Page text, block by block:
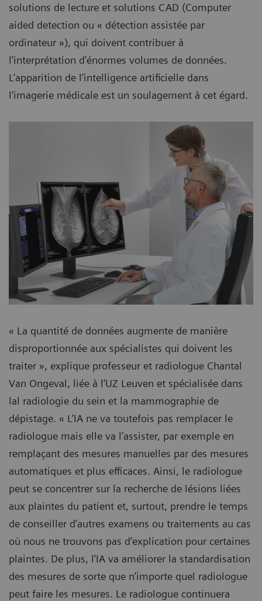
solutions de lecture et solutions CAD (Computer
aided detection ou « détection assistée par
ordinateur »), qui doivent contribuer à
l’interprétation d’énormes volumes de données.
L’apparition de l’intelligence artificielle dans
l’imagerie médicale est un soulagement à cet égard.
« La quantité de données augmente de manière
disproportionnée aux spécialistes qui doivent les
traiter », explique professeur et radiologue Chantal
Van Ongeval, liée à l’UZ Leuven et spécialisée dans
lal radiologie du sein et la mammographie de
dépistage. « L’IA ne va toutefois pas remplacer le
radiologue mais elle va l’assister, par exemple en
remplaçant des mesures manuelles par des mesures
automatiques et plus efficaces. Ainsi, le radiologue
peut se concentrer sur la recherche de lésions liées
aux plaintes du patient et, surtout, prendre le temps
de conseiller d’autres examens ou traitements au cas
où nous ne trouvons pas d’explication pour certaines
plaintes. De plus, l’IA va améliorer la standardisation
des mesures de sorte que n’importe quel radiologue
peut faire les mesures. Le radiologue continuera